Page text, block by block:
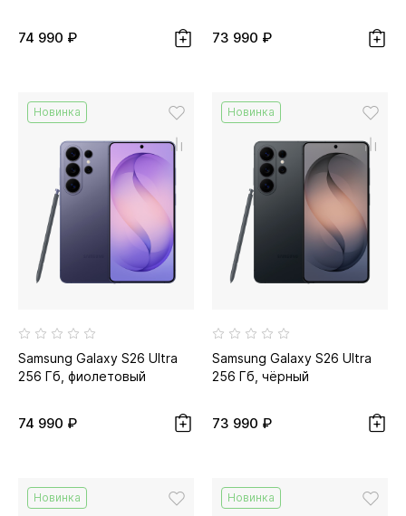
74 990 ₽ 73 990 ₽
Новинка
Samsung Galaxy S26 Ultra
256 Гб, фиолетовый
74 990 ₽
Новинка
Samsung Galaxy S26 Ultra
256 Гб, чёрный
73 990 ₽
Новинка Новинка